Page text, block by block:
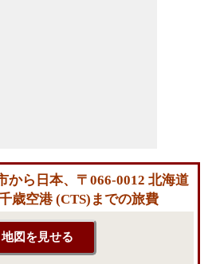
から日本、〒066-0012 北海道
歳空港 (CTS)までの旅費